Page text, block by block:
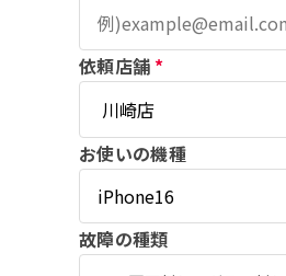
依頼店舗 *
お使いの機種
故障の種類